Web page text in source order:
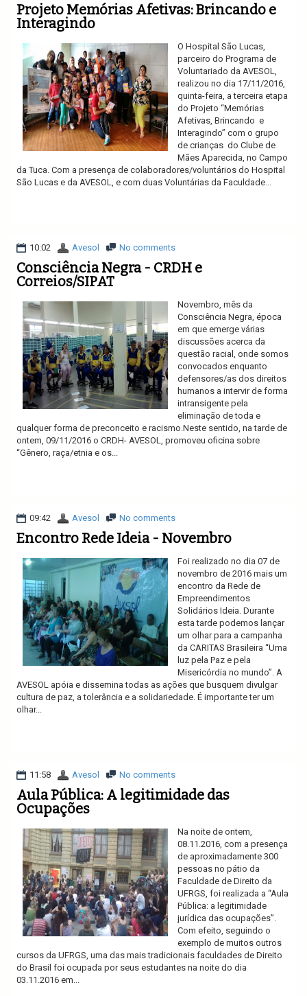
Projeto Memórias Afetivas: Brincando e
Interagindo
O Hospital São Lucas,
parceiro do Programa de
Voluntariado da AVESOL,
realizou no dia 17/11/2016,
quinta-feira, a terceira etapa
do Projeto “Memórias
Afetivas, Brincando e
Interagindo” com o grupo
de crianças do Clube de
Mães Aparecida, no Campo
da Tuca. Com a presença de colaboradores/voluntários do Hospital
São Lucas e da AVESOL, e com duas Voluntárias da Faculdade...
10:02 Avesol No comments
Consciência Negra - CRDH e
Correios/SIPAT
Novembro, mês da
Consciência Negra, época
em que emerge várias
discussões acerca da
questão racial, onde somos
convocados enquanto
defensores/as dos direitos
humanos a intervir de forma
intransigente pela
eliminação de toda e
qualquer forma de preconceito e racismo.Neste sentido, na tarde de
ontem, 09/11/2016 o CRDH- AVESOL, promoveu oficina sobre
“Gênero, raça/etnia e os...
09:42 Avesol No comments
Encontro Rede Ideia - Novembro
Foi realizado no dia 07 de
novembro de 2016 mais um
encontro da Rede de
Empreendimentos
Solidários Ideia. Durante
esta tarde podemos lançar
um olhar para a campanha
da CARITAS Brasileira “Uma
luz pela Paz e pela
Misericórdia no mundo”. A
AVESOL apóia e dissemina todas as ações que busquem divulgar
cultura de paz, a tolerância e a solidariedade. É importante ter um
olhar...
11:58 Avesol No comments
Aula Pública: A legitimidade das
Ocupações
Na noite de ontem,
08.11.2016, com a presença
de aproximadamente 300
pessoas no pátio da
Faculdade de Direito da
UFRGS, foi realizada a “Aula
Pública: a legitimidade
jurídica das ocupações”.
Com efeito, seguindo o
exemplo de muitos outros
cursos da UFRGS, uma das mais tradicionais faculdades de Direito
do Brasil foi ocupada por seus estudantes na noite do dia
03.11.2016 em...